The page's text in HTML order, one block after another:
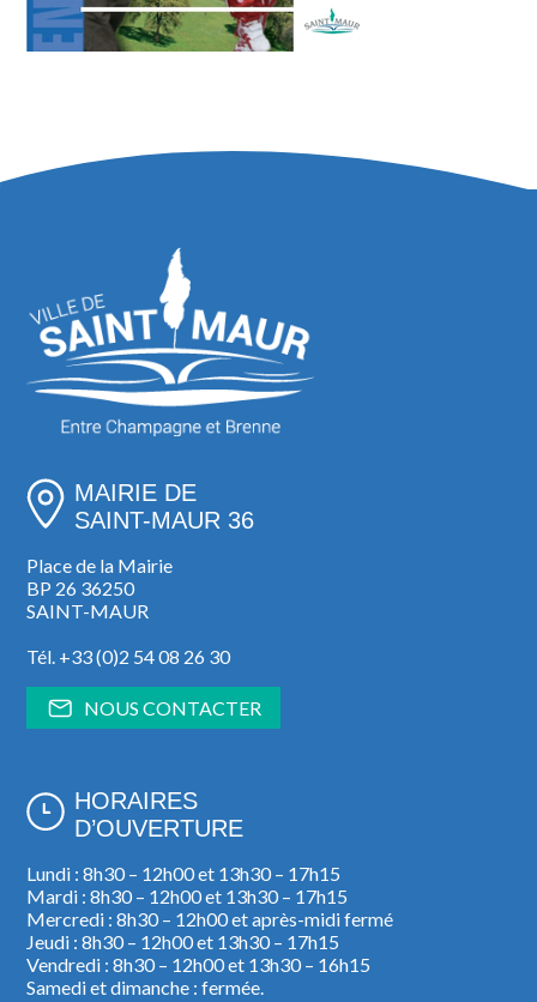
MAIRIE DE
SAINT-MAUR 36
Place de la Mairie
BP 26 36250
SAINT-MAUR
Tél. +33 (0)2 54 08 26 30
NOUS CONTACTER
HORAIRES
D’OUVERTURE
Lundi : 8h30 – 12h00 et 13h30 – 17h15
Mardi : 8h30 – 12h00 et 13h30 – 17h15
Mercredi : 8h30 – 12h00 et après-midi fermé
Jeudi : 8h30 – 12h00 et 13h30 – 17h15
Vendredi : 8h30 – 12h00 et 13h30 – 16h15
Samedi et dimanche : fermée.